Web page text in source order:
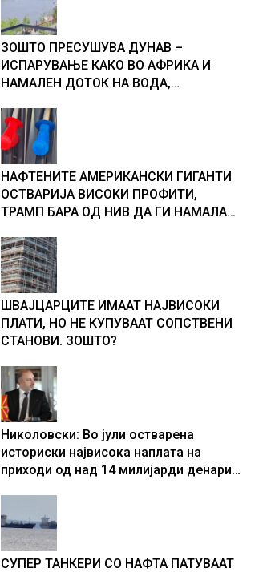
ЗОШТО ПРЕСУШУВА ДУНАВ –
ИСПАРУВАЊЕ КАКО ВО АФРИКА И
НАМАЛЕН ДОТОК НА ВОДА,
Србија
НАФТЕНИТЕ АМЕРИКАНСКИ ГИГАНТИ
ОСТВАРИЈА ВИСОКИ ПРОФИТИ,
ТРАМП БАРА ОД НИВ ДА ГИ НАМАЛАТ
ШВАЈЦАРЦИТЕ ИМААТ НАЈВИСОКИ
ПЛАТИ, НО НЕ КУПУВААТ СОПСТВЕНИ
СТАНОВИ. ЗОШТО?
Николовски: Во јули остварена
историски највисока наплата на
приходи од над 14 милијарди денари
СУПЕР ТАНКЕРИ СО НАФТА ПАТУВААТ